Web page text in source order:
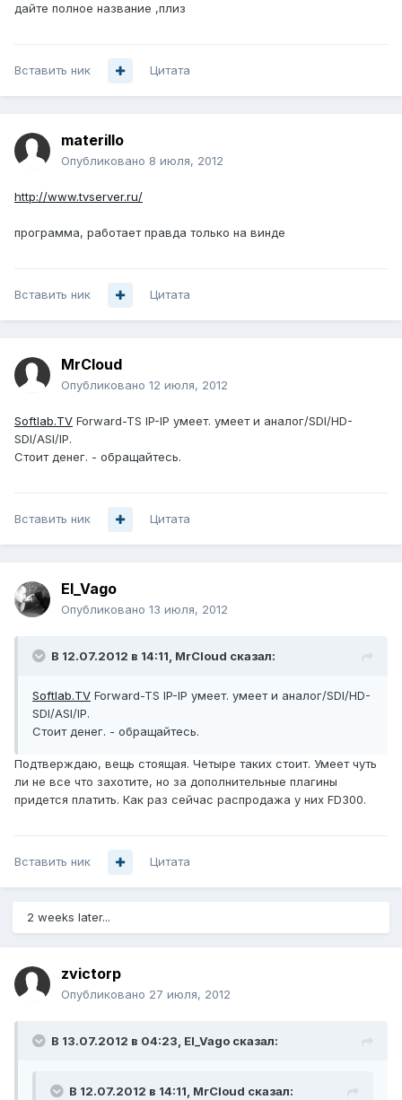
дайте полное название ,плиз
Вставить ник Цитата
materillo
Опубликовано 8 июля, 2012
http://www.tvserver.ru/
программа, работает правда только на винде
Вставить ник Цитата
MrCloud
Опубликовано 12 июля, 2012
Softlab.TV Forward-TS IP-IP умеет. умеет и аналог/SDI/HD-
SDI/ASI/IP.
Стоит денег. - обращайтесь.
Вставить ник Цитата
El_Vago
Опубликовано 13 июля, 2012
В 12.07.2012 в 14:11, MrCloud сказал:
Softlab.TV Forward-TS IP-IP умеет. умеет и аналог/SDI/HD-
SDI/ASI/IP.
Стоит денег. - обращайтесь.
Подтверждаю, вещь стоящая. Четыре таких стоит. Умеет чуть
ли не все что захотите, но за дополнительные плагины
придется платить. Как раз сейчас распродажа у них FD300.
Вставить ник Цитата
2 weeks later...
zvictorp
Опубликовано 27 июля, 2012
В 13.07.2012 в 04:23, El_Vago сказал:
В 12.07.2012 в 14:11, MrCloud сказал: